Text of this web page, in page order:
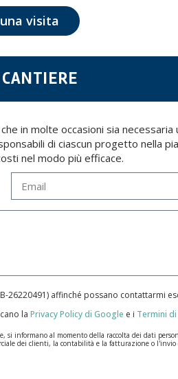
richiesta di portabilità in conformità con le
EXPANSIVAS SL | P.I. La Portalada II |
visita
in molte occasioni sia
di ciascun progetto nella
nel modo più efficace.
affinché possano contattarmi
la Privacy Policy di Google e i Termini
al momento della raccolta dei dati
dei clienti, la contabilità e la fatturazione o
del Regolamento Generale sulla